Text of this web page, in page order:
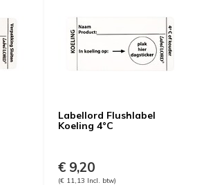
Labellord Flushlabel
Koeling 4°C
€ 9,20
(€ 11,13 Incl. btw)